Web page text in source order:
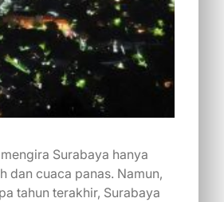
Surabaya hanya
dan cuaca panas. Namun,
tahun terakhir, Surabaya